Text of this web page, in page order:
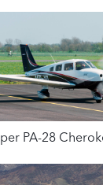
PA-28